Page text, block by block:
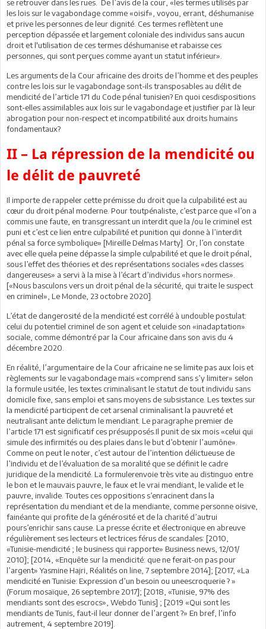
se retrouver dans les rues. De l’avis de la cour, «les termes utilisés par
les lois sur le vagabondage comme «oisif», voyou, errant, déshumanise
et prive les personnes de leur dignité. Ces termes reflètent une
perception dépassée et largement coloniale des individus sans aucun
droit et l'utilisation de ces termes déshumanise et rabaisse ces
personnes, qui sont perçues comme ayant un statut inférieur».
Les arguments de la Cour africaine des droits de l’homme et des peuples
contre les lois sur le vagabondage sont-ils transposables au délit de
mendicité de l’article 171 du Code pénal tunisien? En quoi cesdispositions
sont-elles assimilables aux lois sur le vagabondage et justifier par là leur
abrogation pour non-respect et incompatibilité aux droits humains
fondamentaux?
II – La répression de la mendicité ou
le délit de pauvreté
Il importe de rappeler cette prémisse du droit que la culpabilité est au
cœur du droit pénal moderne. Pour toutpénaliste, c’est parce que «l’on a
commis une faute, en transgressant un interdit que la /ou le criminel est
puni et c’est ce lien entre culpabilité et punition qui donne à l’interdit
pénal sa force symbolique» [Mireille Delmas Marty]. Or, l’on constate
avec elle quela peine dépasse la simple culpabilité et que le droit pénal,
sous l’effet des théories et des représentations sociales «des classes
dangereuses» a servi à la mise à l’écart d’individus «hors normes».
[«Nous basculons vers un droit pénal de la sécurité, qui traite le suspect
en criminel», Le Monde, 23 octobre 2020].
L’état de dangerosité de la mendicité est corrélé à undouble postulat:
celui du potentiel criminel de son agent et celuide son «inadaptation»
sociale, comme démontré par la Cour africaine dans son avis du 4
décembre 2020.
En réalité, l’argumentaire de la Cour africaine ne se limite pas aux lois et
règlements sur le vagabondage mais «comprend sans s’y limiter» selon
la formule usitée, les textes criminalisant le statut de tout individu sans
domicile fixe, sans emploi et sans moyens de subsistance. Les textes sur
la mendicité participent de cet arsenal criminalisant la pauvreté et
neutralisant ante delictum le mendiant. Le paragraphe premier de
l’article 171 est significatif ces présupposés.Il punit de six mois «celui qui
simule des infirmités ou des plaies dans le but d’obtenir l’aumône».
Comme on peut le noter, c’est autour de l’intention délictueuse de
l’individu et de l’évaluation de sa moralité que se définit le cadre
juridique de la mendicité. La formulerenvoie très vite au distinguo entre
le bon et le mauvais pauvre, le faux et le vrai mendiant, le valide et le
pauvre, invalide. Toutes ces oppositions s’enracinent dans la
représentation du mendiant et de la mendiante, comme personne oisive,
fainéante qui profite de la générosité et de la charité d’autrui
pours’enrichir sans cause. La presse écrite et électronique en abreuve
régulièrement ses lecteurs et lectrices férus de scandales: [2010,
«Tunisie-mendicité ; le business qui rapporte» Business news, 12/01/
2010]; [2014, «Enquête sur la mendicité: que ne ferait-on pas pour
l’argent» Yasmine Hajri, Réalités on line, 7 septembre 2014]; [2017, «La
mendicité en Tunisie: Expression d’un besoin ou uneescroquerie ? »
(Forum mosaïque, 26 septembre 2017]; [2018, «Tunisie, 97% des
mendiants sont des escrocs», Webdo Tunis] ; [2019 «Qui sont les
mendiants de Tunis, faut-il leur donner de l’argent ?» En bref, l’info
autrement, 4 septembre 2019].